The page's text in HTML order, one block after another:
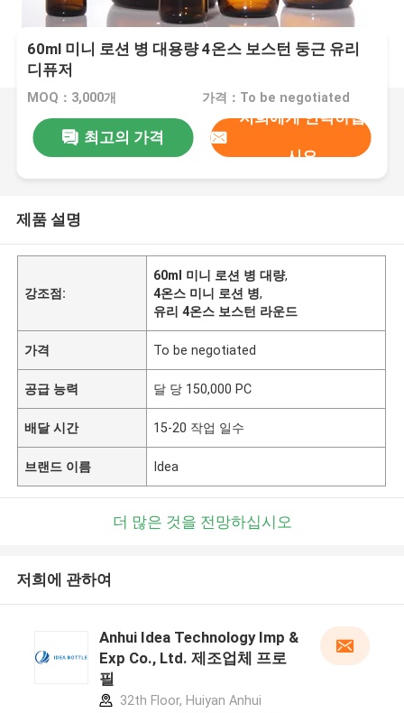
60ml 미니 로션 병 대용량 4온스 보스턴 둥근 유리
디퓨저
MOQ：3,000개 가격：To be negotiated
최고의 가격
저희에게 연락하십
시오
제품 설명
강조점:
60ml 미니 로션 병 대량,
4온스 미니 로션 병,
유리 4온스 보스턴 라운드
가격 To be negotiated
공급 능력 달 당 150,000 PC
배달 시간 15-20 작업 일수
브랜드 이름 Idea
더 많은 것을 전망하십시오
저희에 관하여
Anhui Idea Technology Imp &
Exp Co., Ltd. 제조업체 프로
필
32th Floor, Huiyan Anhui